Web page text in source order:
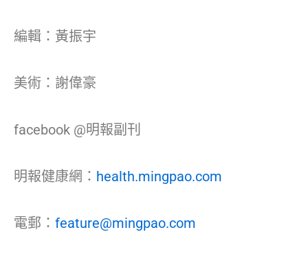
編輯：黃振宇
美術：謝偉豪
facebook @明報副刊
明報健康網： health.mingpao.com
電郵： feature@mingpao.com